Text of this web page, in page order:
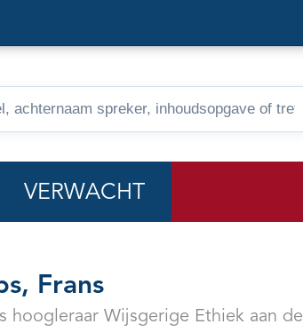
VERWACHT
Frans
hoogleraar Wijsgerige Ethiek aan de